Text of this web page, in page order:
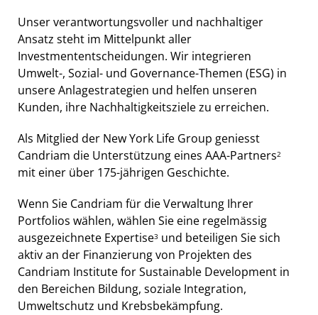
Unser verantwortungsvoller und nachhaltiger
Ansatz steht im Mittelpunkt aller
Investmententscheidungen. Wir integrieren
Umwelt-, Sozial- und Governance-Themen (ESG) in
unsere Anlagestrategien und helfen unseren
Kunden, ihre Nachhaltigkeitsziele zu erreichen.
Als Mitglied der New York Life Group geniesst
Candriam die Unterstützung eines AAA-Partners2
mit einer über 175-jährigen Geschichte.
Wenn Sie Candriam für die Verwaltung Ihrer
Portfolios wählen, wählen Sie eine regelmässig
ausgezeichnete Expertise3 und beteiligen Sie sich
aktiv an der Finanzierung von Projekten des
Candriam Institute for Sustainable Development in
den Bereichen Bildung, soziale Integration,
Umweltschutz und Krebsbekämpfung.